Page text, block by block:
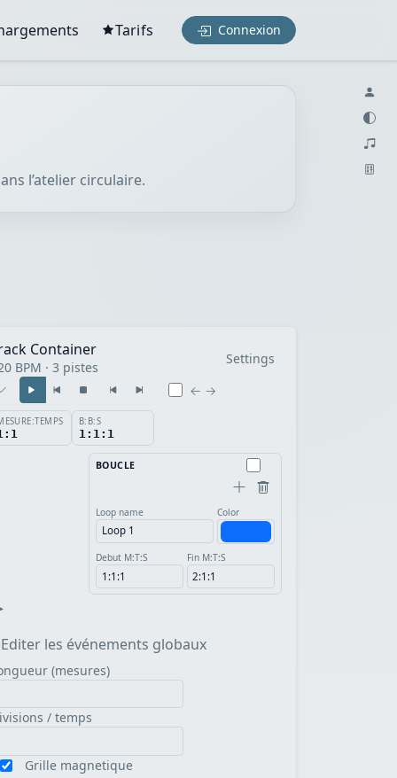
Tarifs Connexion
l’atelier circulaire.
Container
BPM · 3 pistes
Settings
← →
B:B:S
1:1:1
BOUCLE
Loop name Color
Debut M:T:S Fin M:T:S
Editer les événements globaux
(mesures)
/ temps
Grille magnetique